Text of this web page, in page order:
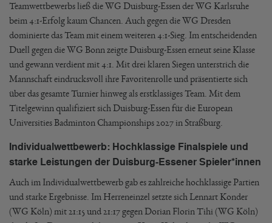
Teamwettbewerbs ließ die WG Duisburg-Essen der WG Karlsruhe
beim 4:1-Erfolg kaum Chancen. Auch gegen die WG Dresden
dominierte das Team mit einem weiteren 4:1-Sieg. Im entscheidenden
Duell gegen die WG Bonn zeigte Duisburg-Essen erneut seine Klasse
und gewann verdient mit 4:1. Mit drei klaren Siegen unterstrich die
Mannschaft eindrucksvoll ihre Favoritenrolle und präsentierte sich
über das gesamte Turnier hinweg als erstklassiges Team. Mit dem
Titelgewinn qualifiziert sich Duisburg-Essen für die European
Universities Badminton Championships 2027 in Straßburg.
Individualwettbewerb: Hochklassige Finalspiele und
starke Leistungen der Duisburg-Essener Spieler*innen
Auch im Individualwettbewerb gab es zahlreiche hochklassige Partien
und starke Ergebnisse. Im Herreneinzel setzte sich Lennart Konder
(WG Köln) mit 21:15 und 21:17 gegen Dorian Florin Tihi (WG Köln)